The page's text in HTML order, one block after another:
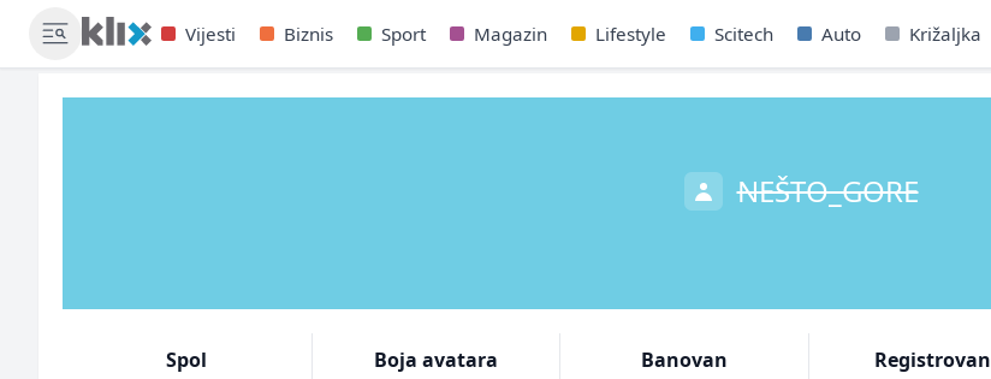
Vijesti Biznis Sport Magazin Lifestyle Scitech Auto Križaljka
NEŠTO_GORE
Spol
Boja avatara
Banovan
Registrovan